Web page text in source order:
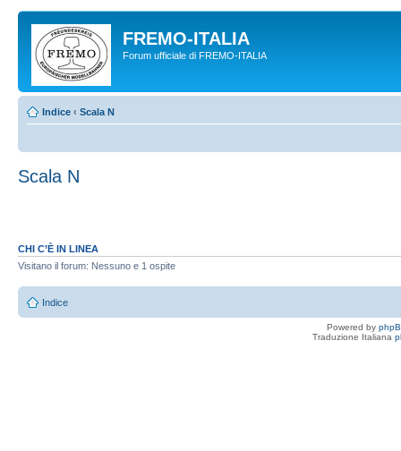
FREMO-ITALIA
Forum ufficiale di FREMO-ITALIA
Indice ‹ Scala N
Scala N
CHI C’È IN LINEA
Visitano il forum: Nessuno e 1 ospite
Indice
Powered by
Traduzione Italiana